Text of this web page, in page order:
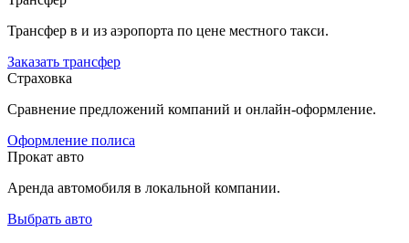
Трансфер в и из аэропорта по цене местного такси.
Заказать трансфер
Страховка
Сравнение предложений компаний и онлайн-оформление.
Оформление полиса
Прокат авто
Аренда автомобиля в локальной компании.
Выбрать авто